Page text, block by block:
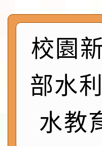
及師生
實施要
115年
程
函轉國
鎮韌性
速演練
「115
本校
第3次
檢送「
校園
部水
水教